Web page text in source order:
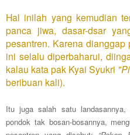
Hal inilah yang kemudian
panca jiwa, dasar-dsar
pesantren. Karena
ini selalu diperbaharui,
kalau kata pak Kyai Syukri
beribuan kali).
Itu juga salah satu
pondok tak bosan-bosannya,